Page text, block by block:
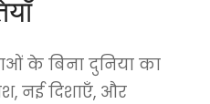
के बिना दुनिया का
नई दिशाएँ, और